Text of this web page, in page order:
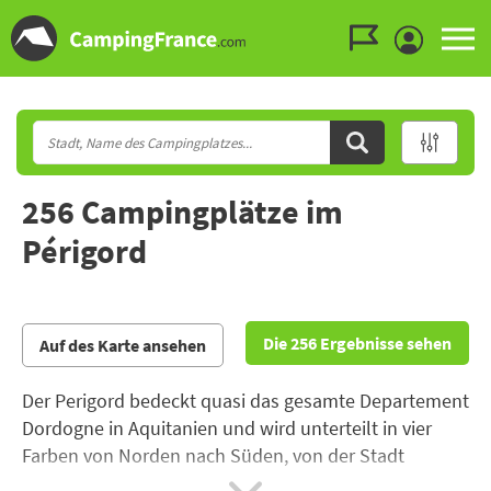
256 Campingplätze im
Périgord
Auf des Karte ansehen Die 256 Ergebnisse sehen
Der Perigord bedeckt quasi das gesamte Departement
Dordogne in Aquitanien und wird unterteilt in vier
Farben von Norden nach Süden, von der Stadt
Brantôme im grünen Perigord bis zur Höhle von